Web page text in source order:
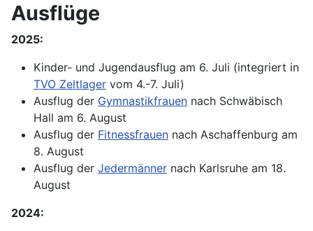
Ausflüge
2025:
Kinder- und Jugendausflug am 6. Juli (integriert in
TVO Zeltlager vom 4.-7. Juli)
Ausflug der Gymnastikfrauen nach Schwäbisch
Hall am 6. August
Ausflug der Fitnessfrauen nach Aschaffenburg am
8. August
Ausflug der Jedermänner nach Karlsruhe am 18.
August
2024: